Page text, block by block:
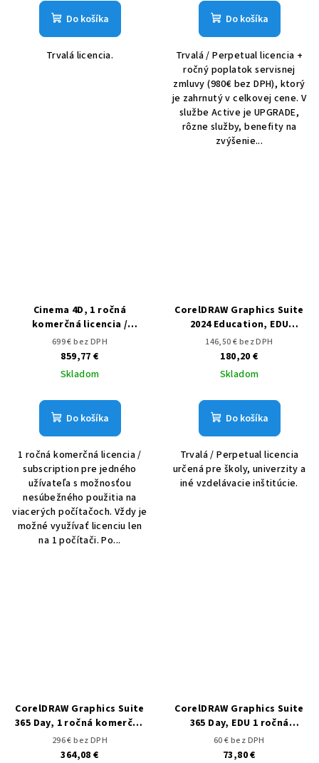
Do košíka
Trvalá licencia.
Do košíka
Trvalá / Perpetual licencia +
ročný poplatok servisnej
zmluvy (980€ bez DPH), ktorý
je zahrnutý v celkovej cene. V
službe Active je UPGRADE,
rôzne služby, benefity na
zvýšenie...
Cinema 4D, 1 ročná
komerčná licencia /
subscription
699 € bez DPH
859,77 €
Skladom
Do košíka
1 ročná komerčná licencia /
subscription pre jedného
užívateľa s možnosťou
nesúbežného použitia na
viacerých počítačoch. Vždy je
možné využívať licenciu len
na 1 počítači. Po...
CorelDRAW Graphics Suite
2024 Education, EDU
školská licencia / trvalá
146,50 € bez DPH
180,20 €
Skladom
Do košíka
Trvalá / Perpetual licencia
určená pre školy, univerzity a
iné vzdelávacie inštitúcie.
CorelDRAW Graphics Suite
365 Day, 1 ročná komerčná
licencia / subscription
296 € bez DPH
364,08 €
CorelDRAW Graphics Suite
365 Day, EDU 1 ročná
licencia / subscription
60 € bez DPH
73,80 €